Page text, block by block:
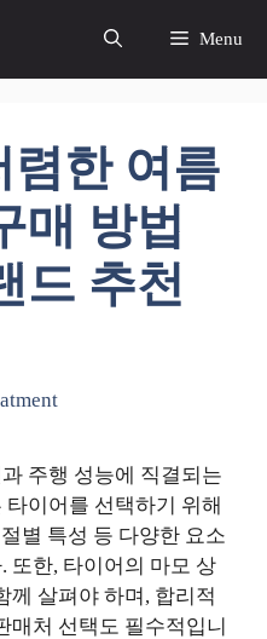
Menu
렴한 여름
매 방법
드 추천
주행 성능에 직결되는
이어를 선택하기 위해
별 특성 등 다양한 요소
또한, 타이어의 마모 상
께 살펴야 하며, 합리적
매처 선택도 필수적입니